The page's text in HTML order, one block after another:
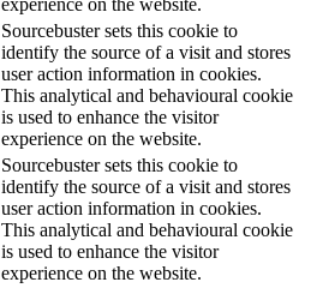
experience on the website.
Sourcebuster sets this cookie to
identify the source of a visit and stores
user action information in cookies.
This analytical and behavioural cookie
is used to enhance the visitor
experience on the website.
Sourcebuster sets this cookie to
identify the source of a visit and stores
user action information in cookies.
This analytical and behavioural cookie
is used to enhance the visitor
experience on the website.